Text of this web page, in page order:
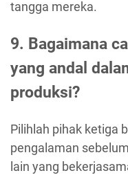
tangga mereka.
9. Bagaimana
yang andal
produksi?
Pilihlah pihak ketiga
pengalaman
lain yang